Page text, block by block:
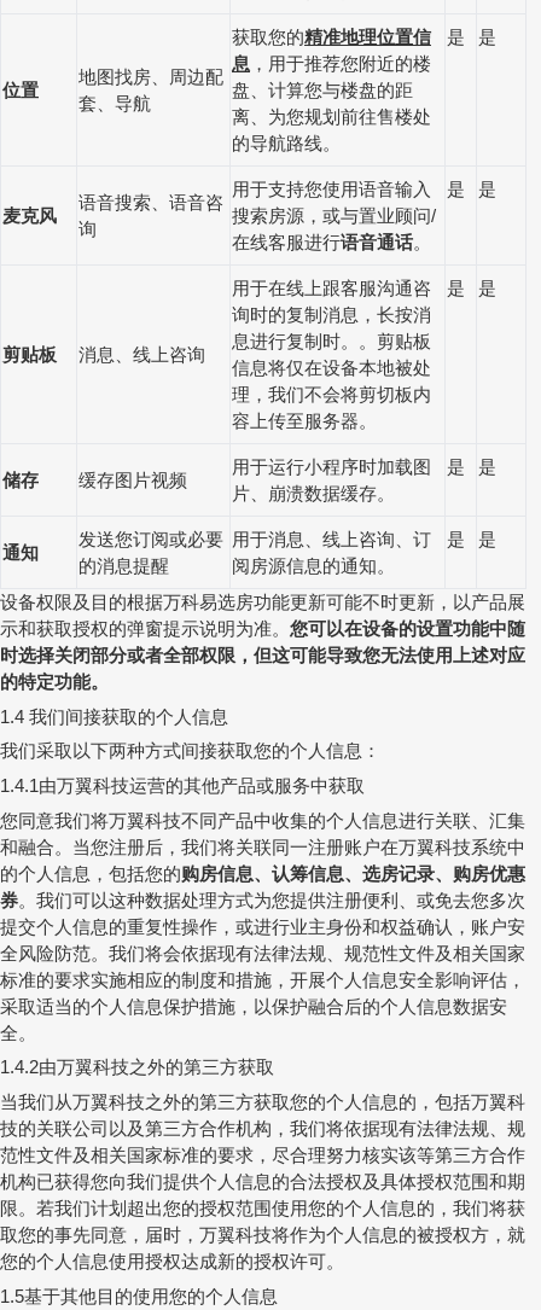
位置
地图找房、周边配
套、导航
获取您的精准地理位置信
息 ，用于推荐您附近的楼
盘、计算您与楼盘的距
离、为您规划前往售楼处
的导航路线。
是 是
麦克风
语音搜索、语音咨
询
用于支持您使用语音输入
搜索房源，或与置业顾问/
在线客服进行语音通话。
是 是
剪贴板 消息、线上咨询
用于在线上跟客服沟通咨
询时的复制消息，长按消
息进行复制时。。剪贴板
信息将仅在设备本地被处
理，我们不会将剪切板内
容上传至服务器。
是 是
储存 缓存图片视频
用于运行小程序时加载图
片、崩溃数据缓存。
是 是
通知
发送您订阅或必要
的消息提醒
用于消息、线上咨询、订
阅房源信息的通知。
是 是
设备权限及目的根据万科易选房功能更新可能不时更新，以产品展
示和获取授权的弹窗提示说明为准。 您可以在设备的设置功能中随
时选择关闭部分或者全部权限，但这可能导致您无法使用上述对应
的特定功能。
1.4 我们间接获取的个人信息
我们采取以下两种方式间接获取您的个人信息：
1.4.1由万翼科技运营的其他产品或服务中获取
您同意我们将万翼科技不同产品中收集的个人信息进行关联、汇集
和融合。当您注册后，我们将关联同一注册账户在万翼科技系统中
的个人信息，包括您的购房信息、认筹信息、选房记录、购房优惠
券。我们可以这种数据处理方式为您提供注册便利、或免去您多次
提交个人信息的重复性操作，或进行业主身份和权益确认，账户安
全风险防范。我们将会依据现有法律法规、规范性文件及相关国家
标准的要求实施相应的制度和措施，开展个人信息安全影响评估，
采取适当的个人信息保护措施，以保护融合后的个人信息数据安
全。
1.4.2由万翼科技之外的第三方获取
当我们从万翼科技之外的第三方获取您的个人信息的，包括万翼科
技的关联公司以及第三方合作机构，我们将依据现有法律法规、规
范性文件及相关国家标准的要求，尽合理努力核实该等第三方合作
机构已获得您向我们提供个人信息的合法授权及具体授权范围和期
限。若我们计划超出您的授权范围使用您的个人信息的，我们将获
取您的事先同意，届时，万翼科技将作为个人信息的被授权方，就
您的个人信息使用授权达成新的授权许可。
1.5基于其他目的使用您的个人信息